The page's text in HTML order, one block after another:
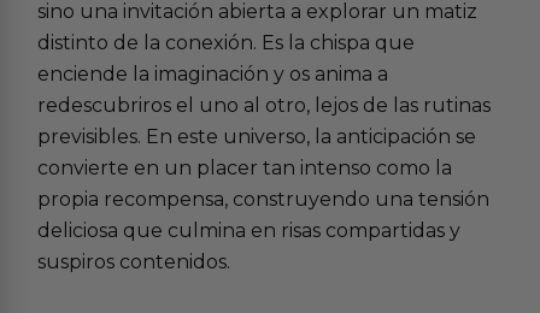
sino una invitación abierta a explorar un matiz
distinto de la conexión. Es la chispa que
enciende la imaginación y os anima a
redescubriros el uno al otro, lejos de las rutinas
previsibles. En este universo, la anticipación se
convierte en un placer tan intenso como la
propia recompensa, construyendo una tensión
deliciosa que culmina en risas compartidas y
suspiros contenidos.